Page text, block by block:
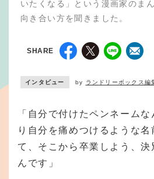
いたくなる」という漫画家のま
向き合い方を聞きました。
SHARE
インタビュー by ランドリーボックス編
「自分で付けたペンネーム
り自分を痛めつけるような
て、そこから卒業しよう、決
んです」